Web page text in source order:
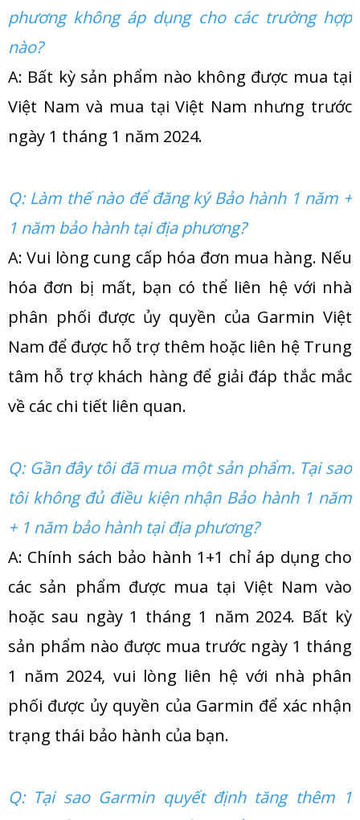
phương không áp dụng cho các trường hợp
nào?
A: Bất kỳ sản phẩm nào không được mua tại
Việt Nam và mua tại Việt Nam nhưng trước
ngày 1 tháng 1 năm 2024.
Q: Làm thế nào để đăng ký Bảo hành 1 năm +
1 năm bảo hành tại địa phương?
A: Vui lòng cung cấp hóa đơn mua hàng. Nếu
hóa đơn bị mất, bạn có thể liên hệ với nhà
phân phối được ủy quyền của Garmin Việt
Nam để được hỗ trợ thêm hoặc liên hệ Trung
tâm hỗ trợ khách hàng để giải đáp thắc mắc
về các chi tiết liên quan.
Q: Gần đây tôi đã mua một sản phẩm. Tại sao
tôi không đủ điều kiện nhận Bảo hành 1 năm
+ 1 năm bảo hành tại địa phương?
A: Chính sách bảo hành 1+1 chỉ áp dụng cho
các sản phẩm được mua tại Việt Nam vào
hoặc sau ngày 1 tháng 1 năm 2024. Bất kỳ
sản phẩm nào được mua trước ngày 1 tháng
1 năm 2024, vui lòng liên hệ với nhà phân
phối được ủy quyền của Garmin để xác nhận
trạng thái bảo hành của bạn.
Q: Tại sao Garmin quyết định tăng thêm 1